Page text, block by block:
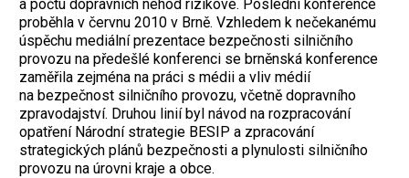
a počtu dopravních nehod rizikové. Poslední konference
proběhla v červnu 2010 v Brně. Vzhledem k nečekanému
úspěchu mediální prezentace bezpečnosti silničního
provozu na předešlé konferenci se brněnská konference
zaměřila zejména na práci s médii a vliv médií
na bezpečnost silničního provozu, včetně dopravního
zpravodajství. Druhou linií byl návod na rozpracování
opatření Národní strategie BESIP a zpracování
strategických plánů bezpečnosti a plynulosti silničního
provozu na úrovni kraje a obce.